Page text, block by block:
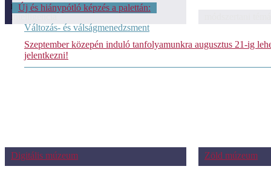
Új és hiánypótló képzés a palettán:
Változás- és válságmenedzsment
Szeptember közepén induló tanfolyamunkra augusztus 21-ig
jelentkezni!
módszertani témáink: Mesterséges
intelligencia
Digitális múzeum Zöld múzeum